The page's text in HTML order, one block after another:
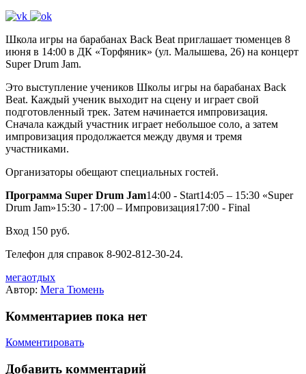
Школа игры на барабанах Back Beat приглашает тюменцев 8
июня в 14:00 в ДК «Торфяник» (ул. Малышева, 26) на концерт
Super Drum Jam.
Это выступление учеников Школы игры на барабанах Back
Beat. Каждый ученик выходит на сцену и играет свой
подготовленный трек. Затем начинается импровизация.
Сначала каждый участник играет небольшое соло, а затем
импровизация продолжается между двумя и тремя
участниками.
Организаторы обещают специальных гостей.
Программа Super Drum Jam14:00 - Start14:05 – 15:30 «Super
Drum Jam»15:30 - 17:00 – Импровизация17:00 - Final
Вход 150 руб.
Телефон для справок 8-902-812-30-24.
мегаотдых
Автор: Мега Тюмень
Комментариев пока нет
Комментировать
Добавить комментарий